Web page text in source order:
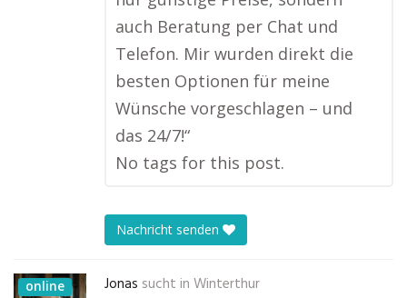
auch Beratung per Chat und
Telefon. Mir wurden direkt die
besten Optionen für meine
Wünsche vorgeschlagen – und
das 24/7!“
No tags for this post.
Nachricht senden
online Jonas sucht in Winterthur